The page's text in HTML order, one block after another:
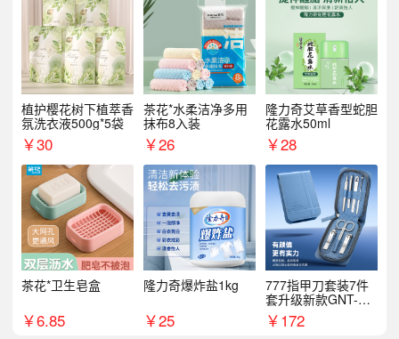
植护樱花树下植萃香
氛洗衣液500g*5袋
￥30
茶花*水柔洁净多用
抹布8入装
￥26
隆力奇艾草香型蛇胆
花露水50ml
￥28
茶花*卫生皂盒
￥6.85
隆力奇爆炸盐1kg
￥25
777指甲刀套装7件
套升级新款GNT-PM
072
￥172